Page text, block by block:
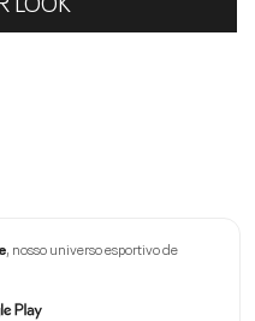
, nosso universo esportivo de